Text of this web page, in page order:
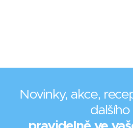
Novinky, akce,
dalšího